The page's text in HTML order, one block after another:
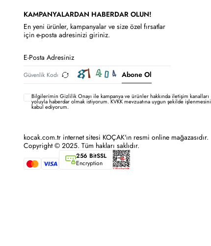
KAMPANYALARDAN HABERDAR OLUN!
En yeni ürünler, kampanyalar ve size özel fırsatlar
için e-posta adresinizi giriniz.
Abone Ol
Bilgilerimin Gizlilik Onayı ile kampanya ve ürünler hakkında iletişim kanalları
yoluyla haberdar olmak istiyorum.KVKK mevzuatına uygun şekilde işlenmesini
kabul ediyorum.
kocak.com.tr internet sitesi KOÇAK'ın resmi online mağazasıdır.
Copyright © 2025. Tüm hakları saklıdır.
256 BitSSL
Encryption